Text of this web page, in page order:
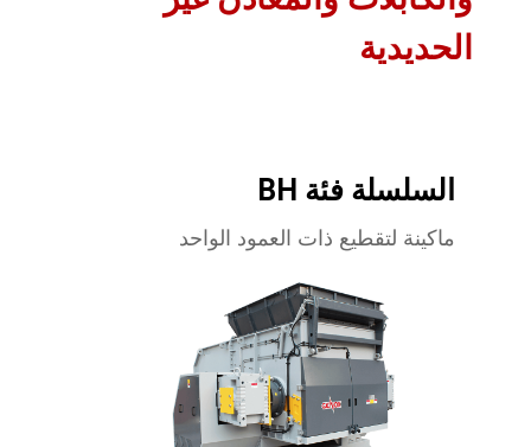
الحديدية
السلسلة فئة BH
ماكينة لتقطيع ذات العمود الواحد
يتعلم أكثر